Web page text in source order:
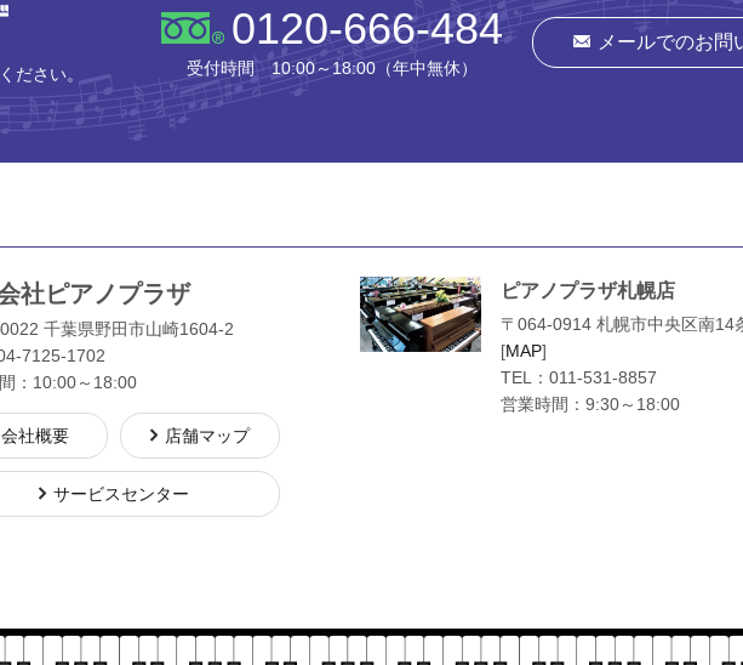
株式会社ピアノプラザ
ださい。
0120-666-484
受付時間 10:00～18:00（年中無休）
メールでのお問
社ピアノプラザ
千葉県野田市山崎1604-2
7125-1702
：10:00～18:00
会社概要 店舗マップ
サービスセンター
ピアノプラザ札幌店
〒064-0914 札幌市中央区南14
[MAP]
TEL： 011-531-8857
営業時間：9:30～18:00